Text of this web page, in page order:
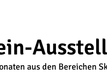
aus den Bereichen